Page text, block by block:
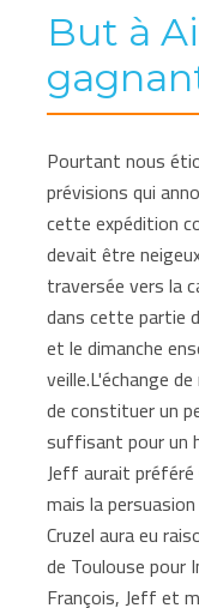
But à
Pourtant nous
prévisions qui
cette expédition
devait être
traversée vers la
dans cette partie
et le dimanche
veille.L'échange
de constituer un
suffisant pour un
Jeff aurait
mais la
Cruzel aura eu
de Toulouse pour
François, Jeff et